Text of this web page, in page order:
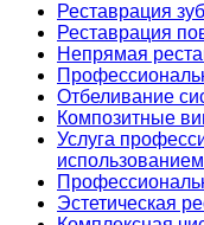
Реставрация
Реставрация
Непрямая
Отбеливание
Композитные
Услуга
Эстетическая